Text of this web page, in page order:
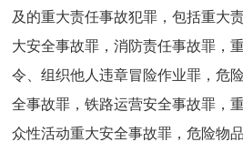
及的重大责任事故犯罪，包括重大
大安全事故罪，消防责任事故罪，
令、组织他人违章冒险作业罪，危
全事故罪，铁路运营安全事故罪，
众性活动重大安全事故罪，危险物